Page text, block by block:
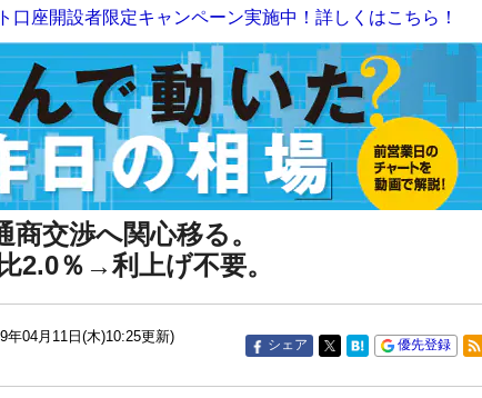
口座開設者限定キャンペーン実施中！詳しくはこちら！
交渉へ関心移る。
2.0％→利上げ不要。
年04月11日(木)10:25更新)
シェア 優先登録